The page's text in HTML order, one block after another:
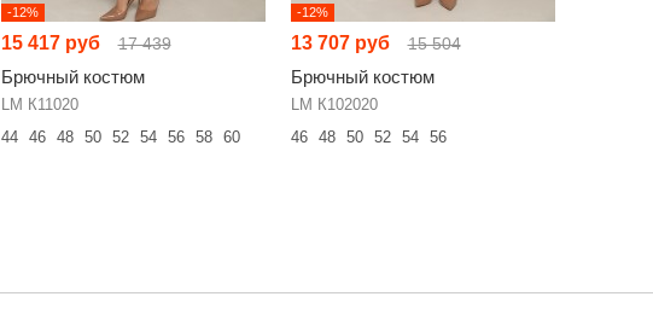
-12%
15 417 руб 17 439
Брючный костюм
LM К11020
44
46 48 50 52 54 56 58 60
-12%
13 707 руб 15 504
Брючный костюм
LM К102020
46
48 50 52 54 56